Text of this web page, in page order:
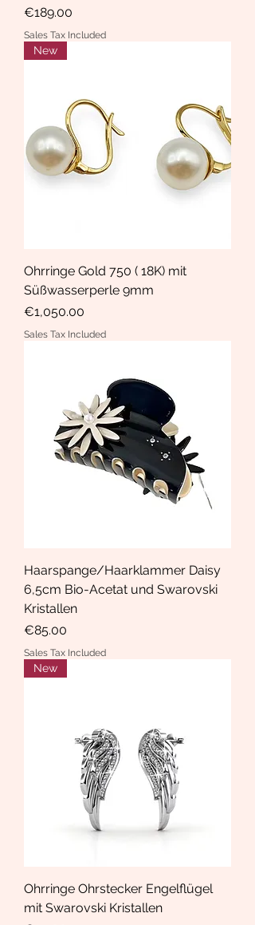
Price
€189.00
Sales Tax Included
New
Ohrringe Gold 750 ( 18K) mit
Süßwasserperle 9mm
Price
€1,050.00
Sales Tax Included
Haarspange/Haarklammer Daisy
6,5cm Bio-Acetat und Swarovski
Kristallen
Price
€85.00
Sales Tax Included
New
Ohrringe Ohrstecker Engelflügel
mit Swarovski Kristallen